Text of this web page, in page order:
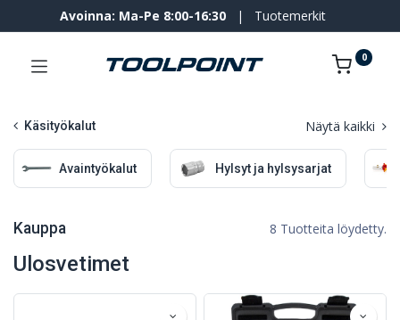
Avoinna: Ma-Pe 8:00-16:30 | Tuotemerkit
0
Käsityökalut Näytä kaikki
Avaintyökalut Hylsyt ja hylsysarjat
Kauppa 8 Tuotteita löydetty.
Ulosvetimet